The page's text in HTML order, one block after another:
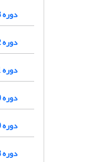
دوره 13 (1398)
دوره 12 (1397)
دوره 11 (1396)
دوره 10 (1395)
دوره 9 (1394)
دوره 8 (1393)